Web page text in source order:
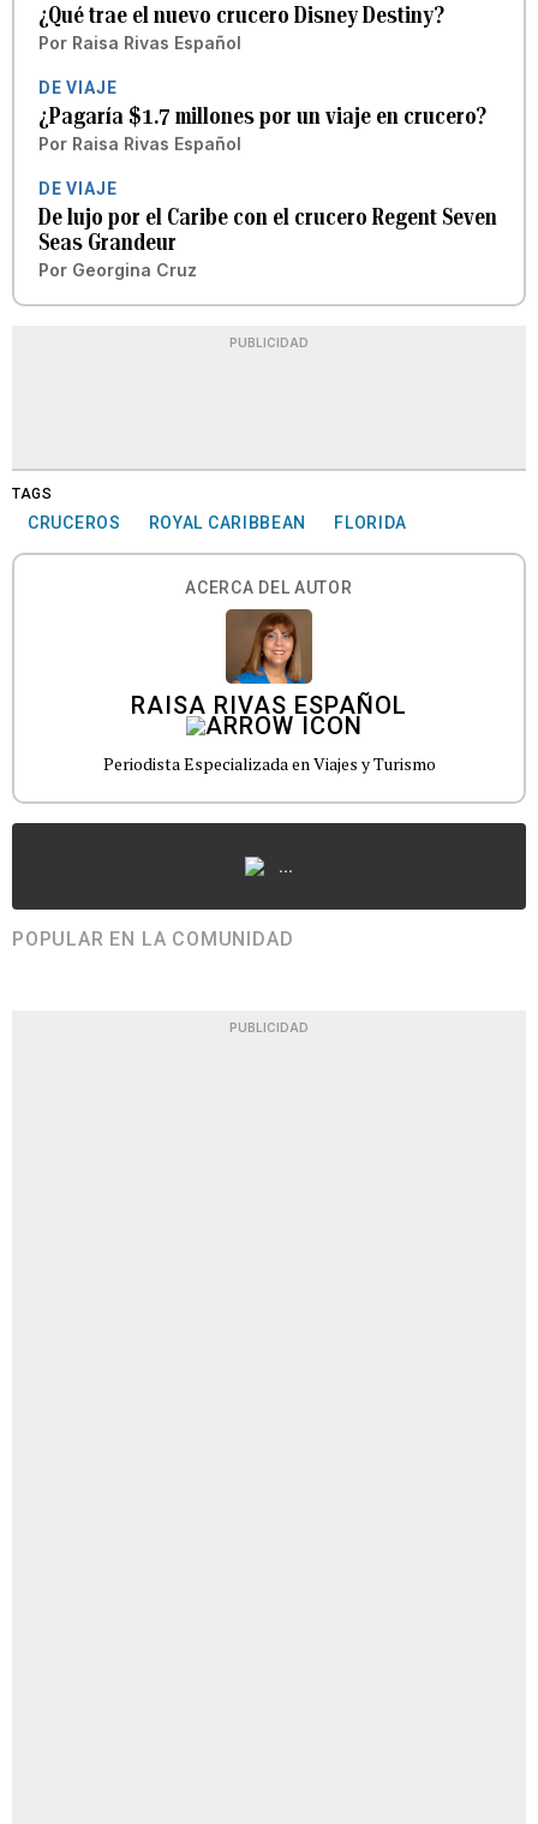
¿Qué trae el nuevo crucero Disney Destiny?
Por Raisa Rivas Español
DE VIAJE
¿Pagaría $1.7 millones por un viaje en crucero?
Por Raisa Rivas Español
DE VIAJE
De lujo por el Caribe con el crucero Regent Seven
Seas Grandeur
Por Georgina Cruz
PUBLICIDAD
TAGS
CRUCEROS ROYAL CARIBBEAN FLORIDA
ACERCA DEL AUTOR
RAISA RIVAS ESPAÑOL
Periodista Especializada en Viajes y Turismo
...
POPULAR EN LA COMUNIDAD
PUBLICIDAD